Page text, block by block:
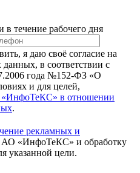
течение рабочего дня
я даю своё согласие на
в соответствии с
года №152-ФЗ «О
и для целей,
в отношении
.
рекламных и
АО «ИнфоТеКС» и обработку
указанной цели.